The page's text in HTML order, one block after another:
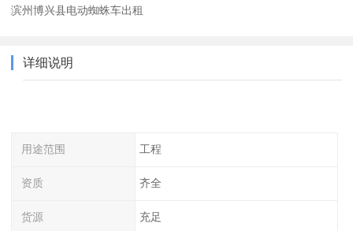
滨州博兴县电动蜘蛛车出租
详细说明
用途范围 工程
资质 齐全
货源 充足